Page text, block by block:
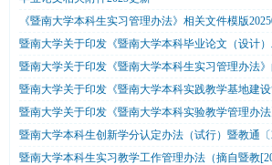
《暨南大学本科生实习管理办法》相关文件模版
暨南大学关于印发《暨南大学本科毕业论文（设计
暨南大学关于印发《暨南大学本科生实习管理办法
暨南大学关于印发《暨南大学本科实践教学基地建
暨南大学关于印发《暨南大学本科实验教学管理办
暨南大学本科生创新学分认定办法（试行）暨教通〔
暨南大学本科生实习教学工作管理办法（摘自暨教